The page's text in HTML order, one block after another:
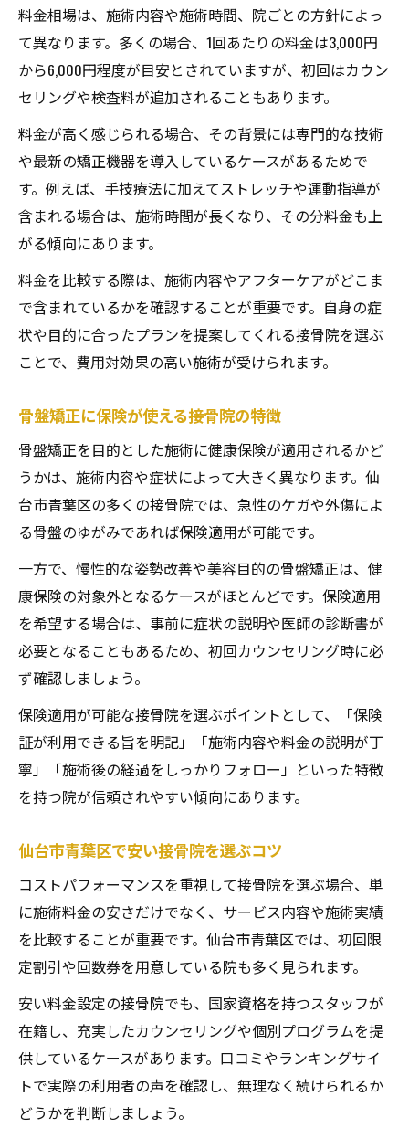
整骨院仙台では仕事帰りにも通いやすい
仙台市青葉区で選ぶ接骨院のポイントまとめ
仙台の接骨院選びで重視すべき基準とは
骨盤矯正の専門スタッフがいる接骨院
保険適用や料金明快な仙台の整骨院探し
整骨院仙台の口コミランキングを活用する
ダイエットや産後ケアも対応の接骨院
接骨院で骨盤ケアを始める前に知るべき事
整骨院仙台で相談しておきたいポイント
保険適用の可否と骨盤ケアの選び方
口コミで分かる仙台の接骨院の対応力
保険が使える仙台の接骨院事情を徹底紹介
仙台の接骨院で保険適用される施術例
骨盤矯正の保険対象と自費の違いを理解
接骨院仙台の保険利用時の注意事項
整骨院仙台で保険証確認が必要な場面
口コミで選ぶ保険が使える接骨院の選択肢
毎日続けやすい仙台の骨盤矯正通院ガイド
仙台の接骨院で続けやすい通院の工夫
整骨院仙台の予約方法と通院プラン例
口コミで人気の通いやすい接骨院特集
産後やダイエット目的でも続けやすい理由
料金相場は、施術内容や施術時間、院ごとの方針によっ
て異なります。多くの場合、1回あたりの料金は3,000円
から6,000円程度が目安とされていますが、初回はカウン
セリングや検査料が追加されることもあります。
料金が高く感じられる場合、その背景には専門的な技術
や最新の矯正機器を導入しているケースがあるためで
す。例えば、手技療法に加えてストレッチや運動指導が
含まれる場合は、施術時間が長くなり、その分料金も上
がる傾向にあります。
料金を比較する際は、施術内容やアフターケアがどこま
で含まれているかを確認することが重要です。自身の症
状や目的に合ったプランを提案してくれる接骨院を選ぶ
ことで、費用対効果の高い施術が受けられます。
骨盤矯正に保険が使える接骨院の特徴
骨盤矯正を目的とした施術に健康保険が適用されるかど
うかは、施術内容や症状によって大きく異なります。仙
台市青葉区の多くの接骨院では、急性のケガや外傷によ
る骨盤のゆがみであれば保険適用が可能です。
一方で、慢性的な姿勢改善や美容目的の骨盤矯正は、健
康保険の対象外となるケースがほとんどです。保険適用
を希望する場合は、事前に症状の説明や医師の診断書が
必要となることもあるため、初回カウンセリング時に必
ず確認しましょう。
保険適用が可能な接骨院を選ぶポイントとして、「保険
証が利用できる旨を明記」「施術内容や料金の説明が丁
寧」「施術後の経過をしっかりフォロー」といった特徴
を持つ院が信頼されやすい傾向にあります。
仙台市青葉区で安い接骨院を選ぶコツ
コストパフォーマンスを重視して接骨院を選ぶ場合、単
に施術料金の安さだけでなく、サービス内容や施術実績
を比較することが重要です。仙台市青葉区では、初回限
定割引や回数券を用意している院も多く見られます。
安い料金設定の接骨院でも、国家資格を持つスタッフが
在籍し、充実したカウンセリングや個別プログラムを提
供しているケースがあります。口コミやランキングサイ
トで実際の利用者の声を確認し、無理なく続けられるか
どうかを判断しましょう。